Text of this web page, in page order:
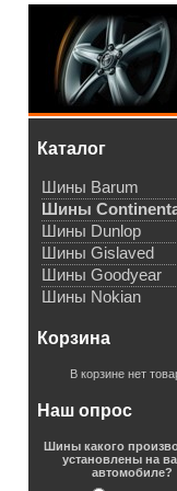
Каталог
Шины Barum
Шины
Шины Dunlop
Шины Gislaved
Шины Goodyear
Шины Nokian
Корзина
В корзине нет
Наш опрос
Шины какого
установлены на
автомобиле?